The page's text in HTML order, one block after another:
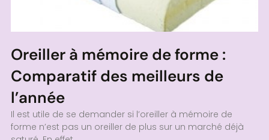
Oreiller à mémoire de forme :
Comparatif des meilleurs de
l’année
Il est utile de se demander si l’oreiller à mémoire de
forme n’est pas un oreiller de plus sur un marché déjà